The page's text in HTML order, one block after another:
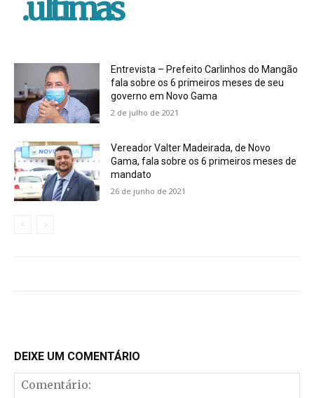
.ultimas
Entrevista – Prefeito Carlinhos do Mangão
fala sobre os 6 primeiros meses de seu
governo em Novo Gama
2 de julho de 2021
Vereador Valter Madeirada, de Novo
Gama, fala sobre os 6 primeiros meses de
mandato
26 de junho de 2021
DEIXE UM COMENTÁRIO